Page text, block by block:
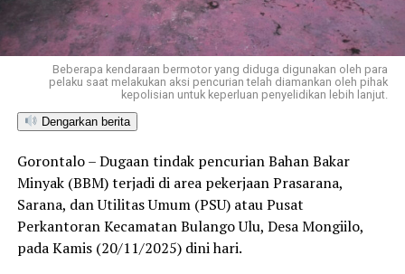
Beberapa kendaraan bermotor yang diduga digunakan oleh para
pelaku saat melakukan aksi pencurian telah diamankan oleh pihak
kepolisian untuk keperluan penyelidikan lebih lanjut.
Dengarkan berita
Gorontalo – Dugaan tindak pencurian Bahan Bakar
Minyak (BBM) terjadi di area pekerjaan Prasarana,
Sarana, dan Utilitas Umum (PSU) atau Pusat
Perkantoran Kecamatan Bulango Ulu, Desa Mongiilo,
pada Kamis (20/11/2025) dini hari.